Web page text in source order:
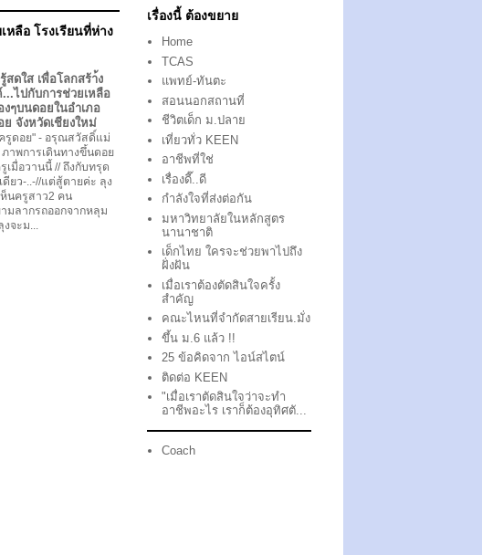
หลือ โรงเรียนที่ห่าง
สดใส เพื่อโลกสร้า้ง
...ไปกับการช่วยเหลือ
งๆบนดอยในอำเภอ
ย จังหวัดเชียงใหม่
รูดอย" - อรุณสวัสดิ์แม่
ภาพการเดินทางขึ้นดอย
เมื่อวานนี้ // ถึงกับทรุด
ดียว-..-//แต่สู้ตายค่ะ ลุง
นครูสาว2 คน
มลากรถออกจากหลุม
งจะม...
เรื่องนี้ ต้องขยาย
Home
TCAS
แพทย์-ทันตะ
สอนนอกสถานที่
ชีวิตเด็ก ม.ปลาย
เที่ยวทั่ว KEEN
อาชีพที่ใช่
เรื่องดี๊..ดี
กำลังใจที่ส่งต่อกัน
มหาวิทยาลัยในหลักสูตร
นานาชาติ
เด็กไทย ใครจะช่วยพาไปถึง
ฝั่งฝัน
เมื่อเราต้องตัดสินใจครั้ง
สำคัญ
คณะไหนที่จำกัดสายเรียน.มั่ง
ขึ้น ม.6 แล้ว !!
25 ข้อคิดจาก ไอน์สไตน์
ติดต่อ KEEN
"เมื่อเราตัดสินใจว่าจะทำ
อาชีพอะไร เราก็ต้องอุทิศตั...
Coach